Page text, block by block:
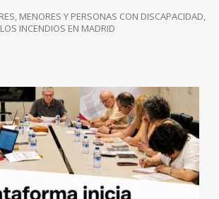
MENORES Y PERSONAS CON DISCAPACIDAD,
INCENDIOS EN MADRID